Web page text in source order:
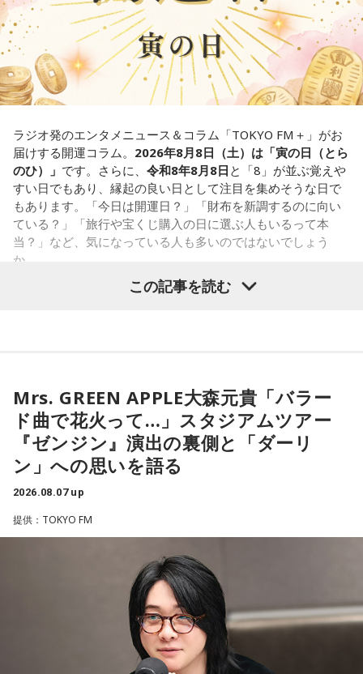
■監修者プロフィール：草彅健太（くさなぎ・けんた）
東京池袋占い館セレーネ所属。メンタルケアカウンセラー。
鑑定件数は若い女性を中心に7,000件を超え、占いイベントや
アプリの監修も手がける。また、イベントMCや声優としての
活動もしており、芸能関係者からの依頼も多い。
Webサイト：
https://selene-uranai.com/
■寅の日とは？
寅の日とは、12日に一度巡ってくる吉日です。
虎は古くから「千里行って千里帰る」という言い伝えがあ
り、「出ていったものが無事に戻ってくる」と考えられてき
ました。そのため、お金や旅に関する縁起の良い日として親
しまれています。
このことから、寅の日は次のようなタイミングに選ぶ人もい
ます。
・財布を新調する
・財布を使い始める
・旅行や出張へ出発する
するとよいでしょう。
■2026年8月8日に財布を新調するのはあり？
寅の日は、お金に関する縁起の良い日として知られているこ
して選ぶ人もいます。
「お金が無事に戻ってくる」という言い伝えに由来するもの
で、開運アクションとして親しまれている考え方です。
ただし、財布を新調したからといって金運の上昇が保証され
るわけではありません。あくまでも縁起担ぎとして取り入れ
られている習慣です。
■2026年8月8日に宝くじを買うのは？
ラジオ発のエンタメニュース＆コラム「TOKYO FM＋」がお
届けする開運コラム。 2026年8月8日（土）は「寅の日（とら
のひ）」 です。さらに、 令和8年8月8日 と「8」が並ぶ覚えや
すい日でもあり、縁起の良い日として注目を集めそうな日で
もあります。「今日は開運日？」「財布を新調するのに向い
ている？」「旅行や宝くじ購入の日に選ぶ人もいるって本
当？」など、気になっている人も多いのではないでしょう
か。
寅の日は、古くから金運や旅立ちに縁起が良いとされる吉日
■2026年8月8日はどんな日？
2026年8月8日（土）・先勝
・寅の日
・六曜「先勝」（午前中が吉とされる）
「8」が並ぶことから縁起の良い日というイメージを持つ人も
いますが、暦の上では寅の日にあたるのが最大の特徴です。
で、一般的には午前中が吉、午後は控えめ
に過ごすのが良いという考え方があります。
この記事を読む
Mrs. GREEN APPLE大森元貴「バラー
ド曲で花火って…」スタジアムツアー
『ゼンジン』演出の裏側と「ダーリ
ン」への思いを語る
2026.08.07 up
提供：TOKYO FM